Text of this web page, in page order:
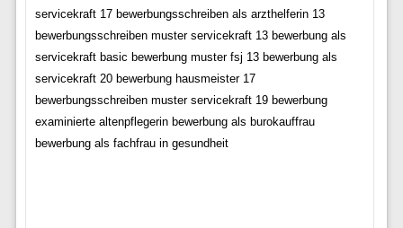
servicekraft 17 bewerbungsschreiben als arzthelferin 13
bewerbungsschreiben muster servicekraft 13 bewerbung als
servicekraft basic bewerbung muster fsj 13 bewerbung als
servicekraft 20 bewerbung hausmeister 17
bewerbungsschreiben muster servicekraft 19 bewerbung
examinierte altenpflegerin bewerbung als burokauffrau
bewerbung als fachfrau in gesundheit